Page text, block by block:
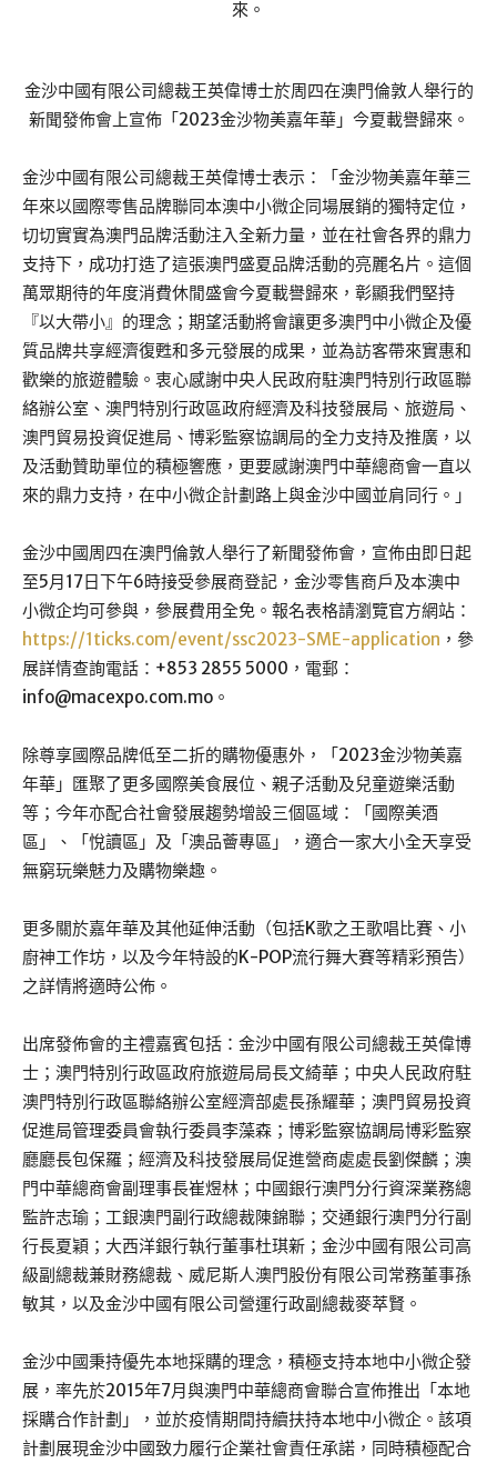
金沙中國有限公司總裁王英偉博士於周四在澳門倫敦人舉行的
新聞發佈會上宣佈「2023金沙物美嘉年華」今夏載譽歸來。
金沙中國有限公司總裁王英偉博士表示：「金沙物美嘉年華三
年來以國際零售品牌聯同本澳中小微企同場展銷的獨特定位，
切切實實為澳門品牌活動注入全新力量，並在社會各界的鼎力
支持下，成功打造了這張澳門盛夏品牌活動的亮麗名片。這個
萬眾期待的年度消費休閒盛會今夏載譽歸來，彰顯我們堅持
『以大帶小』的理念；期望活動將會讓更多澳門中小微企及優
質品牌共享經濟復甦和多元發展的成果，並為訪客帶來實惠和
歡樂的旅遊體驗。衷心感謝中央人民政府駐澳門特別行政區聯
絡辦公室、澳門特別行政區政府經濟及科技發展局、旅遊局、
澳門貿易投資促進局、博彩監察協調局的全力支持及推廣，以
及活動贊助單位的積極響應，更要感謝澳門中華總商會一直以
來的鼎力支持，在中小微企計劃路上與金沙中國並肩同行。」
金沙中國周四在澳門倫敦人舉行了新聞發佈會，宣佈由即日起
至5月17日下午6時接受參展商登記，金沙零售商戶及本澳中
小微企均可參與，參展費用全免。報名表格請瀏覽官方網站：
https://1ticks.com/event/ssc2023-SME-application ，參
展詳情查詢電話：+853 2855 5000，電郵：
info@macexpo.com.mo 。
除尊享國際品牌低至二折的購物優惠外，「2023金沙物美嘉
年華」匯聚了更多國際美食展位、親子活動及兒童遊樂活動
等；今年亦配合社會發展趨勢增設三個區域：「國際美酒
區」、「悅讀區」及「澳品薈專區」，適合一家大小全天享受
無窮玩樂魅力及購物樂趣。
更多關於嘉年華及其他延伸活動（包括K歌之王歌唱比賽、小
廚神工作坊，以及今年特設的K-POP流行舞大賽等精彩預告）
之詳情將適時公佈。
出席發佈會的主禮嘉賓包括：金沙中國有限公司總裁王英偉博
士；澳門特別行政區政府旅遊局局長文綺華；中央人民政府駐
澳門特別行政區聯絡辦公室經濟部處長孫耀華；澳門貿易投資
促進局管理委員會執行委員李藻森；博彩監察協調局博彩監察
廳廳長包保羅；經濟及科技發展局促進營商處處長劉傑麟；澳
門中華總商會副理事長崔煜林；中國銀行澳門分行資深業務總
監許志瑜；工銀澳門副行政總裁陳錦聯；交通銀行澳門分行副
行長夏穎；大西洋銀行執行董事杜琪新；金沙中國有限公司高
級副總裁兼財務總裁、威尼斯人澳門股份有限公司常務董事孫
敏其，以及金沙中國有限公司營運行政副總裁麥萃賢。
金沙中國秉持優先本地採購的理念，積極支持本地中小微企發
展，率先於2015年7月與澳門中華總商會聯合宣佈推出「本地
採購合作計劃」，並於疫情期間持續扶持本地中小微企。該項
計劃展現金沙中國致力履行企業社會責任承諾，同時積極配合